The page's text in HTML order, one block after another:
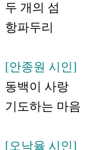
두 개의 섬
항파두리
[안종원 시인]
동백이 사랑
기도하는 마음
[오낙율 시인]